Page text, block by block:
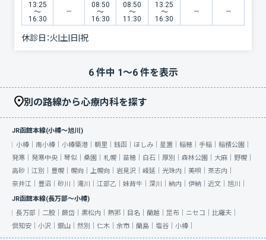
13:25
〜
16:30
08:50
〜
16:30
08:50
〜
11:30
13:25
〜
16:30
休診日：火|土|日|祝
6件中 1〜6件を表示
別の路線から心療内科を探す
JR函館本線(小樽～旭川)
小樽｜ 南小樽｜ 小樽築港｜ 朝里｜ 銭函｜ ほしみ｜ 星置｜ 稲穂｜ 手稲｜ 稲積公園｜
発寒｜ 発寒中央｜ 琴似｜ 桑園｜ 札幌｜ 苗穂｜ 白石｜ 厚別｜ 森林公園｜ 大麻｜ 野幌｜
高砂｜ 江別｜ 豊幌｜ 幌向｜ 上幌向｜ 岩見沢｜ 峰延｜ 光珠内｜ 美唄｜ 茶志内｜
奈井江｜ 豊沼｜ 砂川｜ 滝川｜ 江部乙｜ 妹背牛｜ 深川｜ 納内｜ 伊納｜ 近文｜ 旭川｜
JR函館本線(長万部～小樽)
長万部｜ 二股｜ 蕨岱｜ 黒松内｜ 熱郛｜ 目名｜ 蘭越｜ 昆布｜ ニセコ｜ 比羅夫｜
倶知安｜ 小沢｜ 銀山｜ 然別｜ 仁木｜ 余市｜ 蘭島｜ 塩谷｜ 小樽｜